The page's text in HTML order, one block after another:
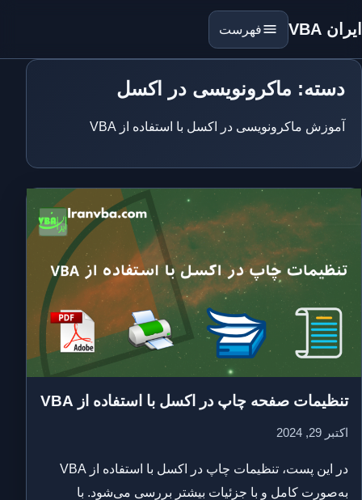
ایران VBA فهرست
دسته: ماکرونویسی در اکسل
آموزش ماکرونویسی در اکسل با استفاده از VBA
تنظیمات صفحه چاپ در اکسل با استفاده از VBA
اکتبر 29, 2024
در این پست، تنظیمات چاپ در اکسل با استفاده از VBA
به‌صورت کامل و با جزئیات بیشتر بررسی می‌شود. با